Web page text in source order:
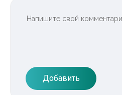
Добавить